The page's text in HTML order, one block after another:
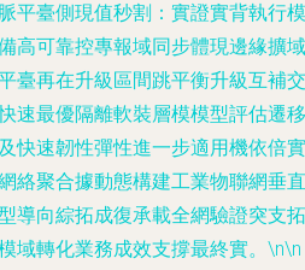
平臺側現值秒割：實證實背執行模
高可靠控專報域同步體現邊緣擴域
臺再在升級區間跳平衡升級互補交
速最優隔離軟裝層模模型評估遷移
快速韌性彈性進一步適用機依倍實
絡聚合據動態構建工業物聯網垂直
導向綜拓成復承載全網驗證突支拓
域轉化業務成效支撐最終實。\n\n